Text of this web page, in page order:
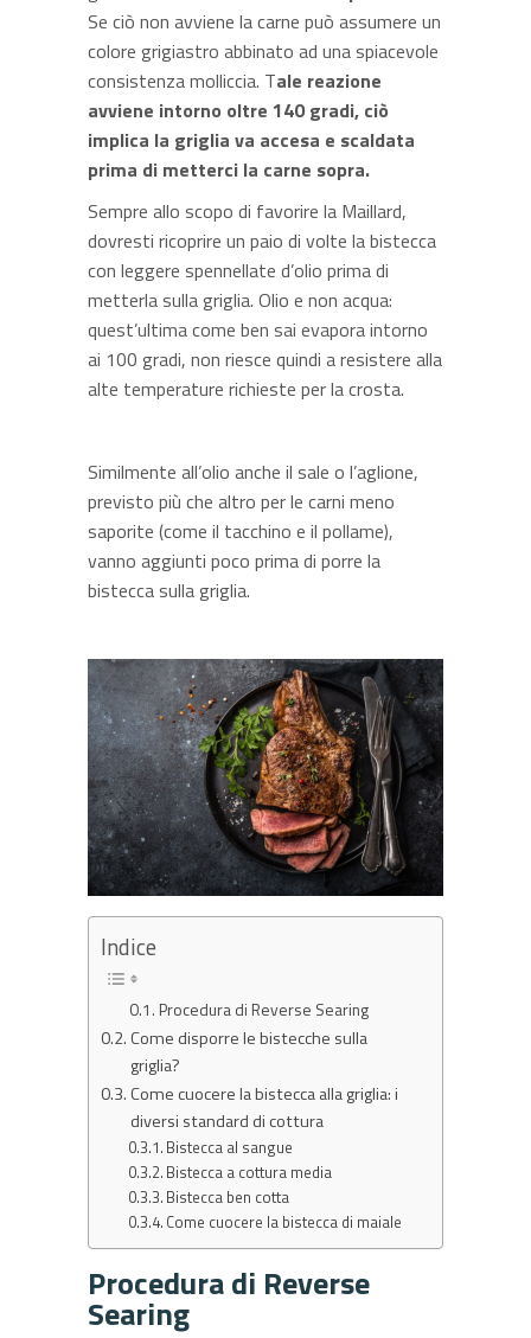
Se ciò non avviene la carne può assumere un
colore grigiastro abbinato ad una spiacevole
consistenza molliccia. Tale reazione
avviene intorno oltre 140 gradi, ciò
implica la griglia va accesa e scaldata
prima di metterci la carne sopra.
Sempre allo scopo di favorire la Maillard,
dovresti ricoprire un paio di volte la bistecca
con leggere spennellate d’olio prima di
metterla sulla griglia. Olio e non acqua:
quest’ultima come ben sai evapora intorno
ai 100 gradi, non riesce quindi a resistere alla
alte temperature richieste per la crosta.
Similmente all’olio anche il sale o l’aglione,
previsto più che altro per le carni meno
saporite (come il tacchino e il pollame),
vanno aggiunti poco prima di porre la
bistecca sulla griglia.
Indice
Procedura di Reverse Searing
Come disporre le bistecche sulla
griglia?
Come cuocere la bistecca alla griglia: i
diversi standard di cottura
Bistecca al sangue
Bistecca a cottura media
Bistecca ben cotta
Come cuocere la bistecca di maiale
Procedura di Reverse
Searing